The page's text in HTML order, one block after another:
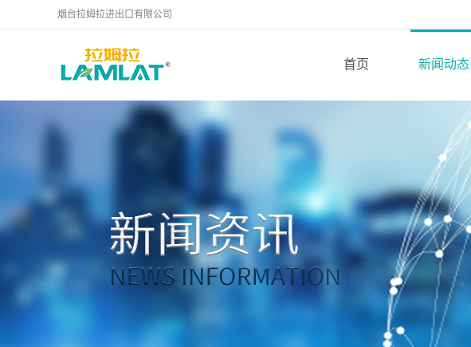
烟台拉姆拉进出口有限公司
首页 新闻动态